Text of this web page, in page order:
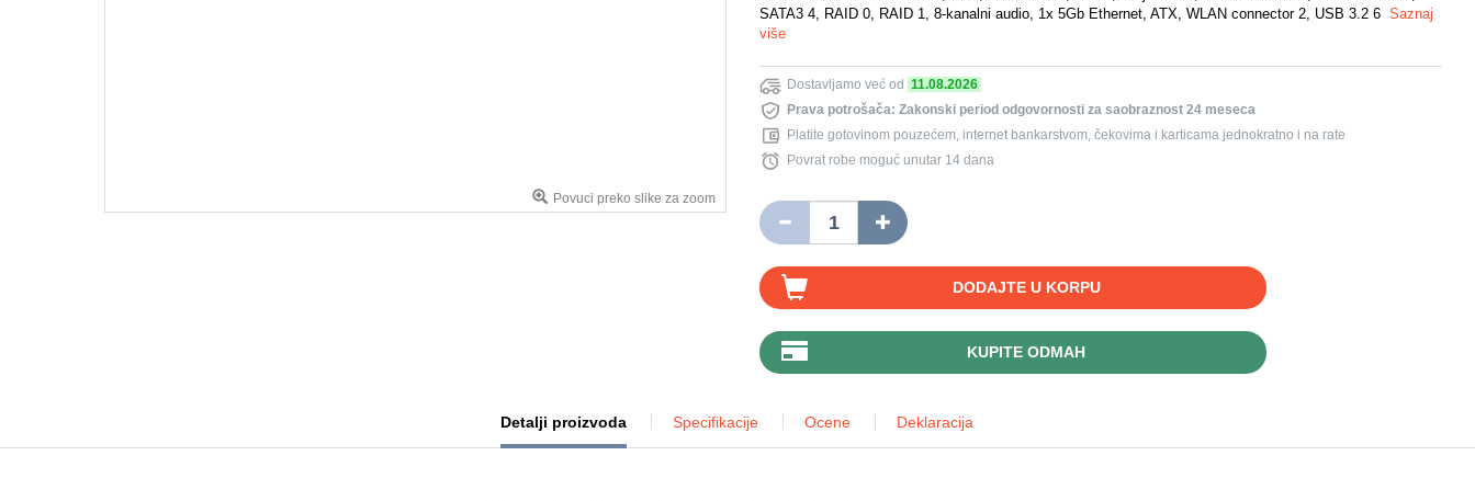
Povuci preko slike za zoom
SATA3 4, RAID 0, RAID 1, 8-kanalni audio, 1x 5Gb Ethernet, ATX, WLAN connector 2, USB 3.2 6 Saznaj
više
Dostavljamo već od 11.08.2026
Prava potrošača: Zakonski period odgovornosti za saobraznost 24 meseca
Platite gotovinom pouzećem, internet bankarstvom, čekovima i karticama jednokratno i na rate
Povrat robe moguć unutar 14 dana
DODAJTE U KORPU
KUPITE ODMAH
Detalji proizvoda Specifikacije Ocene Deklaracija